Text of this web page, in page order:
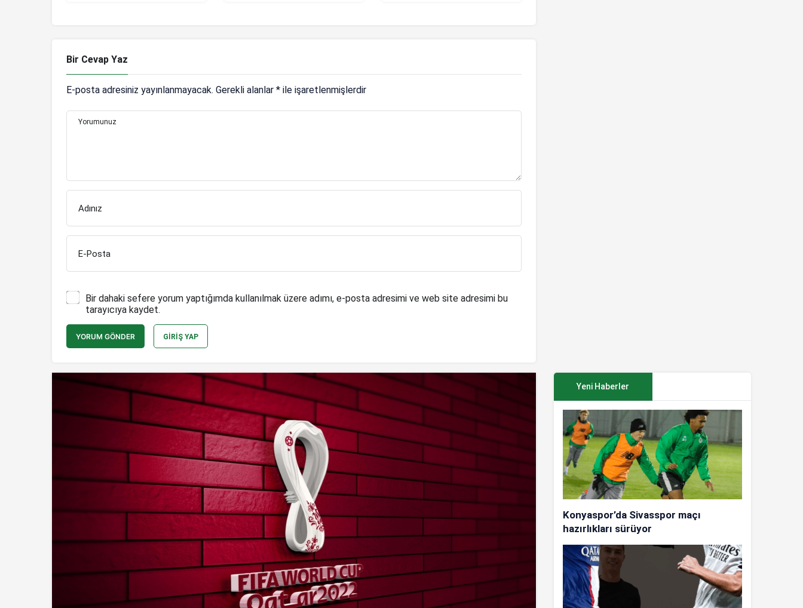
Bir Cevap Yaz
E-posta adresiniz yayınlanmayacak. Gerekli alanlar * ile işaretlenmişlerdir
Yorumunuz
Adınız
E-Posta
Bir dahaki sefere yorum yaptığımda kullanılmak üzere adımı, e-posta adresimi ve web site adresimi bu
tarayıcıya kaydet.
YORUM GÖNDER GIRIŞ YAP
Yeni Haberler
Konyaspor’da Sivasspor maçı
hazırlıkları sürüyor